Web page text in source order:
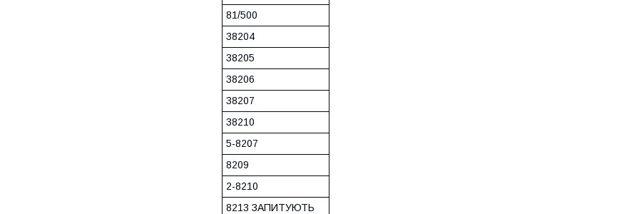
81/500
38204
38205
38206
38207
38210
5-8207
8209
2-8210
8213 ЗАПИТУЮТЬ